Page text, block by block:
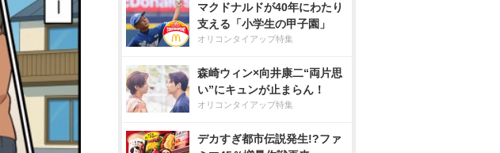
マクドナルドが40年にわたり
支える「小学生の甲子園」
オリコンタイアップ特集
森崎ウィン×向井康二“両片思
い”にキュンが止まらん！
オリコンタイアップ特集
デカすぎ都市伝説発生!?ファ